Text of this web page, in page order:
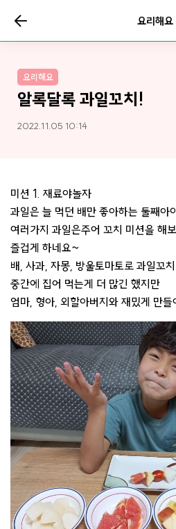
요리해요
요리해요
알록달록 과일꼬치!
2022.11.05 10:14
미션 1. 재료야놀자
과일은 늘 먹던 배만 좋아하는 둘째아
여러가지 과일은주어 꼬치 미션을 해
즐겁게 하네요~
배, 사과, 자몽, 방울토마토로 과일꼬
중간에 집어 먹는게 더 많긴 했지만
엄마, 형아, 외할아버지와 재밌게 만